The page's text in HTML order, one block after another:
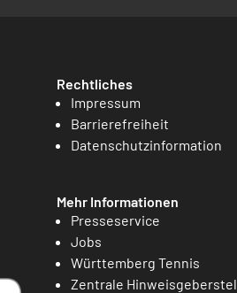
Rechtliches
Impressum
Barrierefreiheit
Datenschutzinformation
Mehr Informationen
Presseservice
Jobs
Württemberg Tennis
Zentrale